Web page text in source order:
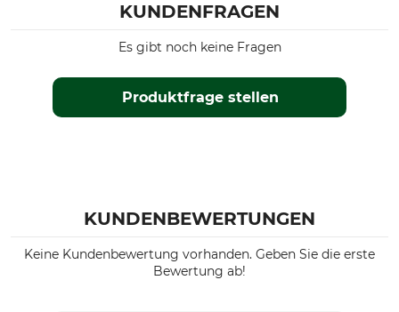
KUNDENFRAGEN
Produktfrage stellen
Es gibt noch keine Fragen
KUNDENBEWERTUNGEN
Keine Kundenbewertung vorhanden. Geben Sie die erste
Bewertung ab!